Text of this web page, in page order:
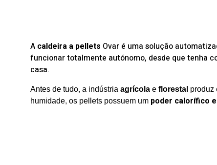
A caldeira a pellets Ovar é uma solução
funcionar totalmente autónomo, desde que tenha
casa.
Antes de tudo, a indústria agrícola e florestal produz
humidade, os pellets possuem um poder calorífico